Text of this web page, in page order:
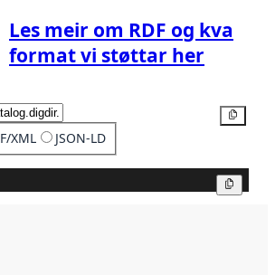
Les meir om RDF og kva
format vi støttar her
XML JSON-LD